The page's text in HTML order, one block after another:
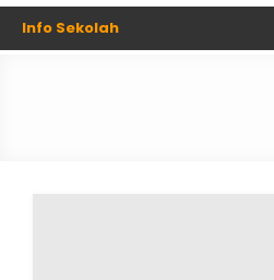
Info Sekolah